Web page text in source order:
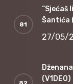
“Sjećaš
Šantića
27/05/
(V1DEO)